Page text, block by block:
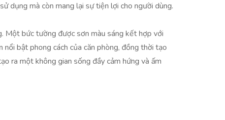
dụng mà còn mang lại sự tiện lợi cho người dùng.
Một bức tường được sơn màu sáng kết hợp với
bật phong cách của căn phòng, đồng thời tạo
ra một không gian sống đầy cảm hứng và ấm